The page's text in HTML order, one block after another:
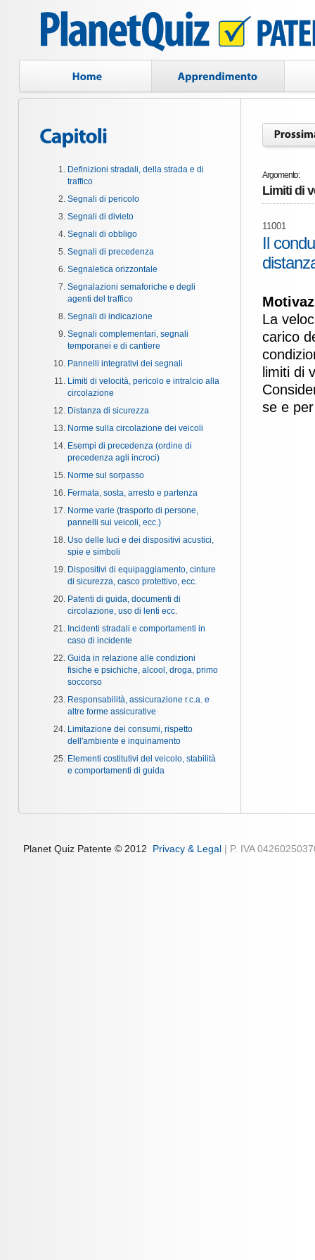
Definizioni stradali, della strada e di
traffico
Segnali di pericolo
Segnali di divieto
Segnali di obbligo
Segnali di precedenza
Segnaletica orizzontale
Segnalazioni semaforiche e degli
agenti del traffico
Segnali di indicazione
Segnali complementari, segnali
temporanei e di cantiere
Pannelli integrativi dei segnali
Limiti di velocità, pericolo e intralcio alla
circolazione
Distanza di sicurezza
Norme sulla circolazione dei veicoli
Esempi di precedenza (ordine di
precedenza agli incroci)
Norme sul sorpasso
Fermata, sosta, arresto e partenza
Norme varie (trasporto di persone,
pannelli sui veicoli, ecc.)
Uso delle luci e dei dispositivi acustici,
spie e simboli
Dispositivi di equipaggiamento, cinture
di sicurezza, casco protettivo, ecc.
Patenti di guida, documenti di
circolazione, uso di lenti ecc.
Incidenti stradali e comportamenti in
caso di incidente
Guida in relazione alle condizioni
fisiche e psichiche, alcool, droga, primo
soccorso
Responsabilità, assicurazione r.c.a. e
altre forme assicurative
Limitazione dei consumi, rispetto
dell'ambiente e inquinamento
Elementi costitutivi del veicolo, stabilità
e comportamenti di guida
Argomento:
Limiti di
11001
Il
La
carico
limiti di
se e
Planet Quiz Patente © 2012 Privacy & Legal | P. IVA